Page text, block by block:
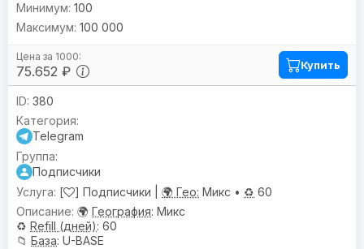
75.652 ₽
100
100 000
Купить
380
Telegram
Подписчики
[
] Подписчики | 🌍 Гео: Микс • ♻️ 60
🌍 География: Микс
♻️ Refill (дней): 60
📁 База: U-BASE